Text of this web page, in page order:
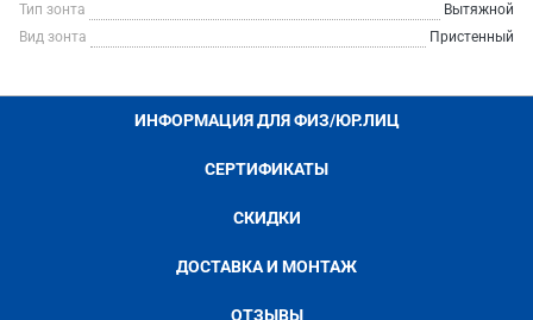
Тип зонта
Вытяжной
Вид зонта
Пристенный
ИНФОРМАЦИЯ ДЛЯ ФИЗ/ЮР.ЛИЦ
СЕРТИФИКАТЫ
СКИДКИ
ДОСТАВКА И МОНТАЖ
ОТЗЫВЫ